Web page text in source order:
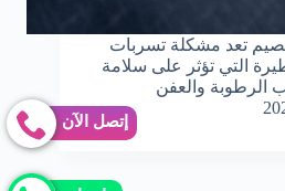
تعد مشكلة تسربات
التي تؤثر على سلامة
الرطوبة والعفن
إتصل الآن